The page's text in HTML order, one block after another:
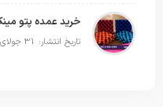
تاریخ انتشار: 31 جولای 2026